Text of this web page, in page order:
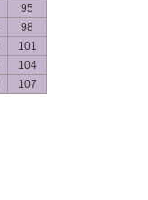
95
98
101
104
107